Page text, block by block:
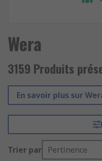
Wera
3159 Produits
En savoir plus sur
Trier par Pertinence